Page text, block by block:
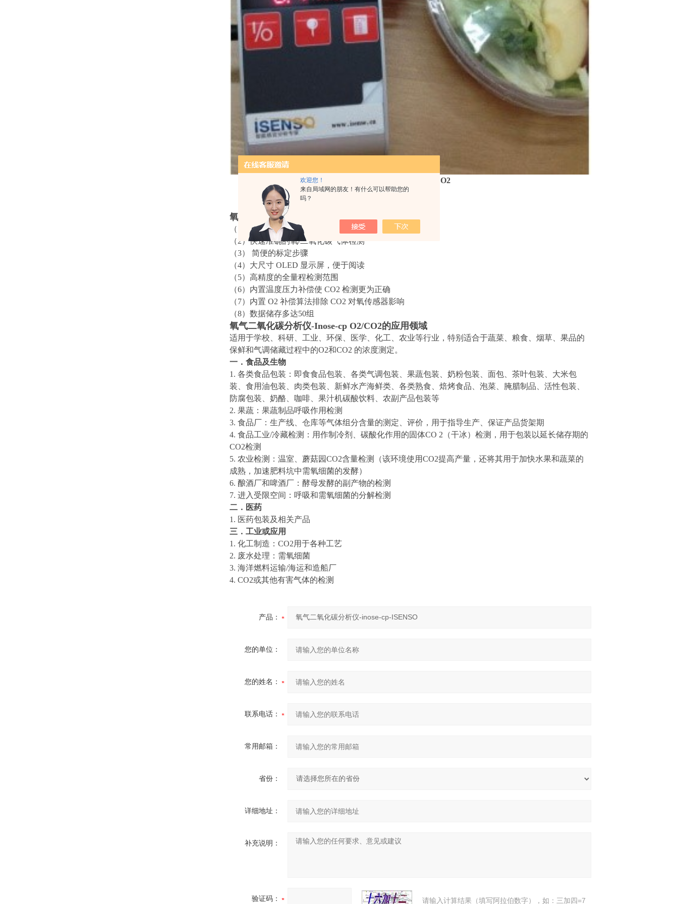
欢迎您！
来自局域网的朋友！有什么可以帮助您的
吗？
型号：inose-cp O2/CO2
品牌：ISENSO
氧气二氧化碳分析仪-Inose-cp O2/CO2- 特点
（1）轻便，便于携带的顶空气体分析仪
（2）快速准确的氧/二氧化碳气体检测
（3） 简便的标定步骤
（4）大尺寸 OLED 显示屏，便于阅读
（5）高精度的全量程检测范围
（6）内置温度压力补偿使 CO2 检测更为正确
（7）内置 O2 补偿算法排除 CO2 对氧传感器影响
（8）数据储存多达50组
氧气二氧化碳分析仪-Inose-cp O2/CO2的应用领域
适用于学校、科研、工业、环保、医学、化工、农业等行业，特别适合于蔬菜、粮食、烟草、果品的
保鲜和气调储藏过程中的O2和CO2 的浓度测定。
一．食品及生物
1. 各类食品包装：即食食品包装、各类气调包装、果蔬包装、奶粉包装、面包、茶叶包装、大米包
装、食用油包装、肉类包装、新鲜水产海鲜类、各类熟食、焙烤食品、 泡菜、腌腊制品、活性包装、
防腐包装、奶酪、咖啡、果汁机碳酸饮料、农副产品包装等
2. 果蔬：果蔬制品呼吸作用检测
3. 食品厂：生产线、仓库等气体组分含量的测定、评价，用于指导生产、保证产品货架期
4. 食品工业/冷藏检测：用作制冷剂、碳酸化作用的固体CO 2（干冰）检测，用于包装以延长储存期的
CO2检测
5. 农业检测：温室、蘑菇园CO2含量检测（该环境使用CO2提高产量，还将其用于加快水果和蔬菜的
成熟，加速肥料坑中需氧细菌的发酵）
6. 酿酒厂和啤酒厂：酵母发酵的副产物的检测
7. 进入受限空间：呼吸和需氧细菌的分解检测
二．医药
1. 医药包装及相关产品
三．工业或应用
1. 化工制造：CO2用于各种工艺
2. 废水处理：需氧细菌
3. 海洋燃料运输/海运和造船厂
4. CO2或其他有害气体的检测
产品：
您的单位：
您的姓名：
联系电话：
常用邮箱：
省份：
详细地址：
补充说明：
验证码： 请输入计算结果（填写阿拉伯数字），如：三加四=7